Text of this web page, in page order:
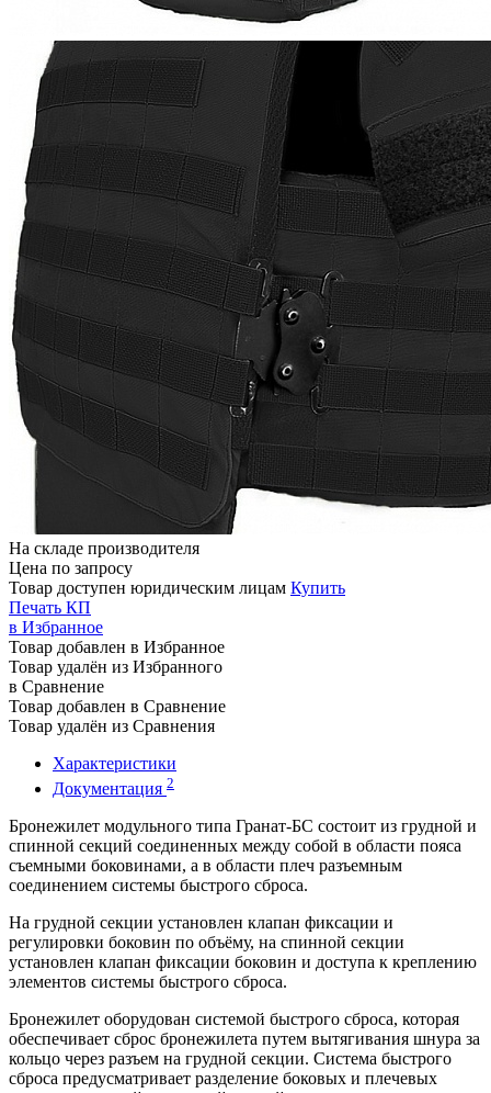
На складе производителя
Цена по запросу
Товар доступен юридическим лицам Купить
Печать КП
в Избранное
Товар добавлен в Избранное
Товар удалён из Избранного
в Сравнение
Товар добавлен в Сравнение
Товар удалён из Сравнения
Характеристики
Документация 2
Бронежилет модульного типа Гранат-БС состоит из грудной и
спинной секций соединенных между собой в области пояса
съемными боковинами, а в области плеч разъемным
соединением системы быстрого сброса.
На грудной секции установлен клапан фиксации и
регулировки боковин по объёму, на спинной секции
установлен клапан фиксации боковин и доступа к креплению
элементов системы быстрого сброса.
Бронежилет оборудован системой быстрого сброса, которая
обеспечивает сброс бронежилета путем вытягивания шнура за
кольцо через разъем на грудной секции. Система быстрого
сброса предусматривает разделение боковых и плечевых